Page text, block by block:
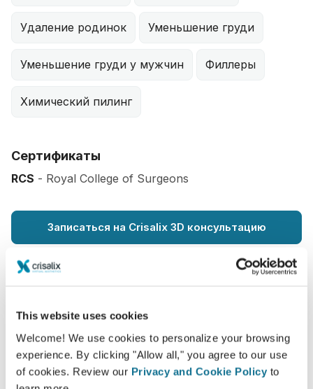
This website uses cookies
Welcome! We use cookies to personalize your browsing
experience. By clicking "Allow all," you agree to our use
of cookies. Review our Privacy and Cookie Policy to
Удаление родинок Уменьшение груди
Уменьшение груди у мужчин Филлеры
Химический пилинг
Сертификаты
RCS - Royal College of Surgeons
Записаться на Crisalix 3D консультацию
Как показано на